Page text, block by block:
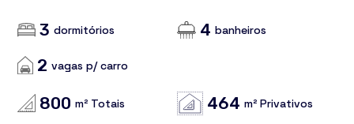
3 dormitórios 4 banheiros
2 vagas p/ carro
800 m² Totais 464 m² Privativos